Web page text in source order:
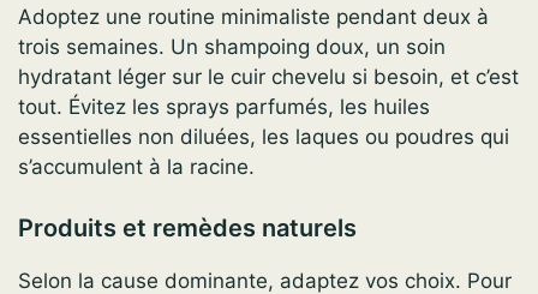
Adoptez une routine minimaliste pendant deux à
trois semaines. Un shampoing doux, un soin
hydratant léger sur le cuir chevelu si besoin, et c’est
tout. Évitez les sprays parfumés, les huiles
essentielles non diluées, les laques ou poudres qui
s’accumulent à la racine.
Produits et remèdes naturels
Selon la cause dominante, adaptez vos choix. Pour